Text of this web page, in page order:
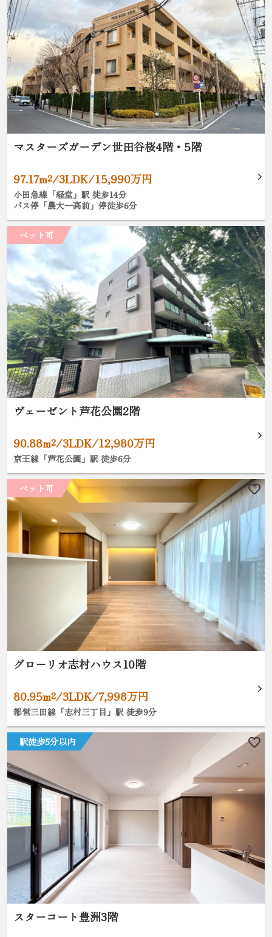
マスターズガーデン世田谷桜4階・5階
97.17m²/3LDK/15,990万円
小田急線「経堂」駅 徒歩14分
バス停「農大一高前」停徒歩6分
ペット可
ヴェーゼント芦花公園2階
90.88m²/3LDK/12,980万円
京王線「芦花公園」駅 徒歩6分
ペット可
グローリオ志村ハウス10階
80.95m²/3LDK/7,998万円
都営三田線「志村三丁目」駅 徒歩9分
駅徒歩5分以内
スターコート豊洲3階